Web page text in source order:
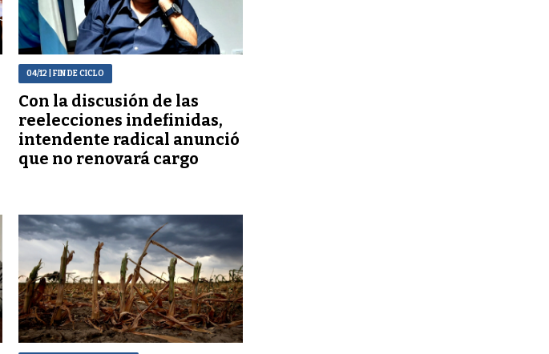
04/12| FIN DE CICLO
Con la discusión de las
reelecciones indefinidas,
intendente radical anunció
que no renovará cargo